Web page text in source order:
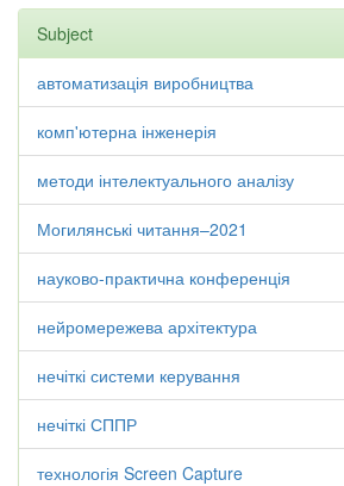
Subject
автоматизація виробництва
комп'ютерна інженерія
методи інтелектуального аналізу
Могилянські читання–2021
науково-практична конференція
нейромережева архітектура
нечіткі системи керування
нечіткі СППР
технологія Screen Capture